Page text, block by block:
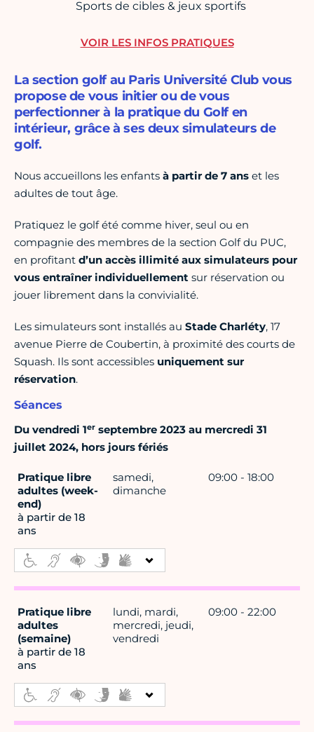
Sports de cibles & jeux sportifs
La section golf au Paris Université Club vous
propose de vous initier ou de vous
perfectionner à la pratique du Golf en
intérieur, grâce à ses deux simulateurs de
golf.
Nous accueillons les enfants à partir de 7 ans et les
adultes de tout âge.
Pratiquez le golf été comme hiver, seul ou en
compagnie des membres de la section Golf du PUC,
en profitant d’un accès illimité aux simulateurs pour
vous entraîner individuellement sur réservation ou
jouer librement dans la convivialité.
Les simulateurs sont installés au Stade Charléty, 17
avenue Pierre de Coubertin, à proximité des courts de
Squash. Ils sont accessibles uniquement sur
réservation.
Séances
Du vendredi 1er septembre 2023 au mercredi 31
juillet 2024, hors jours fériés
Pratique libre
adultes (week-
end)
à partir de 18
ans
samedi,
dimanche
09:00 - 18:00
Pratique libre
adultes
(semaine)
à partir de 18
ans
lundi, mardi,
mercredi, jeudi,
vendredi
09:00 - 22:00
VOIR LES INFOS PRATIQUES